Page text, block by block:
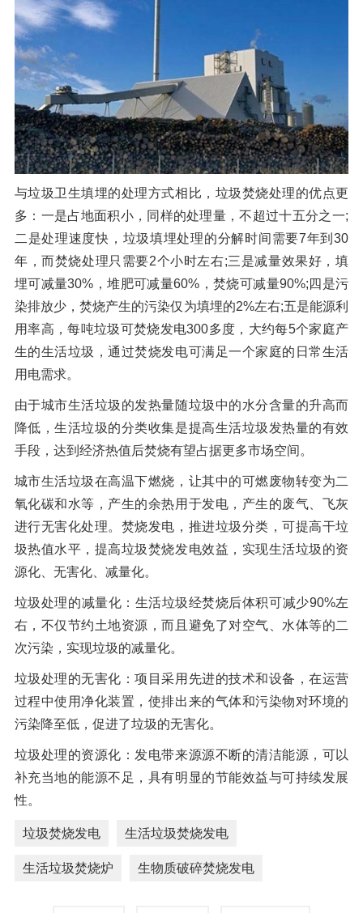
与垃圾卫生填埋的处理方式相比，垃圾焚烧处理的优点更
多：一是占地面积小，同样的处理量，不超过十五分之一;
二是处理速度快，垃圾填埋处理的分解时间需要7年到30
年，而焚烧处理只需要2个小时左右;三是减量效果好，填
埋可减量30%，堆肥可减量60%，焚烧可减量90%;四是污
染排放少，焚烧产生的污染仅为填埋的2%左右;五是能源利
用率高，每吨垃圾可焚烧发电300多度，大约每5个家庭产
生的生活垃圾，通过焚烧发电可满足一个家庭的日常生活
用电需求。
由于城市生活垃圾的发热量随垃圾中的水分含量的升高而
降低，生活垃圾的分类收集是提高生活垃圾发热量的有效
手段，达到经济热值后焚烧有望占据更多市场空间。
城市生活垃圾在高温下燃烧，让其中的可燃废物转变为二
氧化碳和水等，产生的余热用于发电，产生的废气、飞灰
进行无害化处理。焚烧发电，推进垃圾分类，可提高干垃
圾热值水平，提高垃圾焚烧发电效益，实现生活垃圾的资
源化、无害化、减量化。
垃圾处理的减量化：生活垃圾经焚烧后体积可减少90%左
右，不仅节约土地资源，而且避免了对空气、水体等的二
次污染，实现垃圾的减量化。
垃圾处理的无害化：项目采用先进的技术和设备，在运营
过程中使用净化装置，使排出来的气体和污染物对环境的
污染降至低，促进了垃圾的无害化。
垃圾处理的资源化：发电带来源源不断的清洁能源，可以
补充当地的能源不足，具有明显的节能效益与可持续发展
性。
垃圾焚烧发电 生活垃圾焚烧发电
生活垃圾焚烧炉 生物质破碎焚烧发电